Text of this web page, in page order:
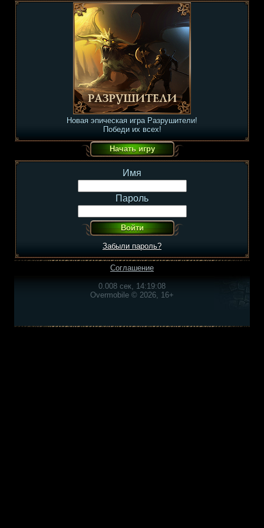
Новая эпическая игра Разрушители!
Победи их всех!
Имя
Пароль
Забыли пароль?
Соглашение
0.008 сек, 14:19:08
Overmobile © 2026, 16+